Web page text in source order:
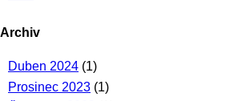
Archiv
Duben 2024 (1)
Prosinec 2023 (1)